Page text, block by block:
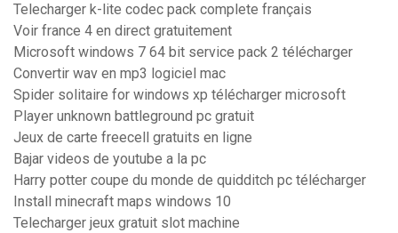
Telecharger k-lite codec pack complete français
Voir france 4 en direct gratuitement
Microsoft windows 7 64 bit service pack 2 télécharger
Convertir wav en mp3 logiciel mac
Spider solitaire for windows xp télécharger microsoft
Player unknown battleground pc gratuit
Jeux de carte freecell gratuits en ligne
Bajar videos de youtube a la pc
Harry potter coupe du monde de quidditch pc télécharger
Install minecraft maps windows 10
Telecharger jeux gratuit slot machine